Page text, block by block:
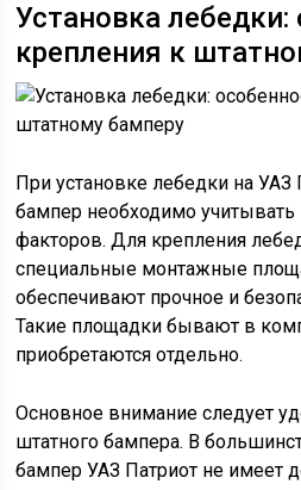
Установка лебедки:
крепления к
При установке лебедки на
бампер необходимо
факторов. Для крепления
специальные монтажные
обеспечивают прочное и
Такие площадки бывают в
приобретаются отдельно.
Основное внимание следует
штатного бампера. В
бампер УАЗ Патриот не имеет